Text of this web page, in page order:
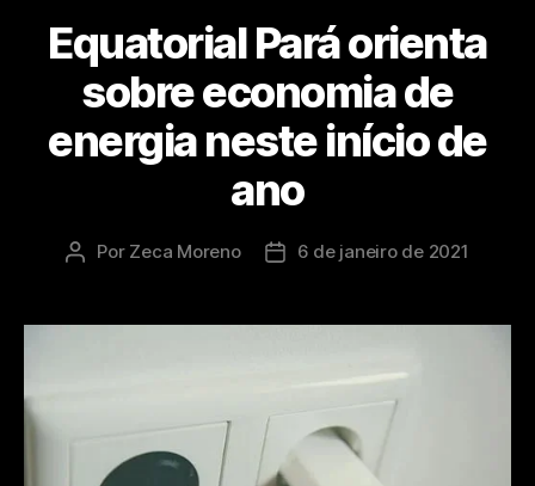
Equatorial Pará orienta
sobre economia de
energia neste início de
ano
Por Zeca Moreno 6 de janeiro de 2021